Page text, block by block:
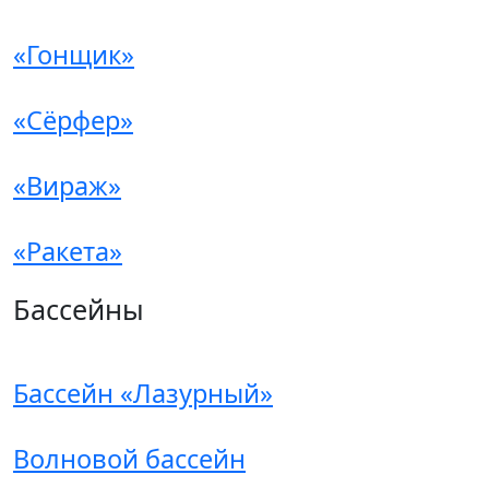
«Гонщик»
«Сёрфер»
«Вираж»
«Ракета»
Бассейны
Бассейн «Лазурный»
Волновой бассейн